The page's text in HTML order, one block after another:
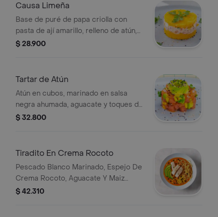
Causa Limeña
Base de puré de papa criolla con
pasta de ají amarillo, relleno de atún,
cebolla, tomate, aguacate, huevo
$ 28.900
Tartar de Atún
Atún en cubos, marinado en salsa
negra ahumada, aguacate y toques de
cilantro.
$ 32.800
Tiradito En Crema Rocoto
Pescado Blanco Marinado, Espejo De
Crema Rocoto, Aguacate Y Maiz
Desgranado, Pimenton En Cabello De
$ 42.310